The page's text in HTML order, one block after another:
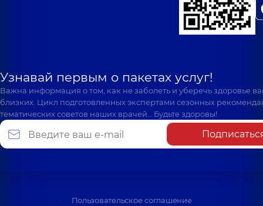
Узнавай первым о пакетах услуг!
Важна информация о том, как не заболеть и уберечь здоровье
близких. Цикл подготовленных экспертами сезонных
тематических советов наших врачей… Будьте здоровы!
Пользовательское соглашение